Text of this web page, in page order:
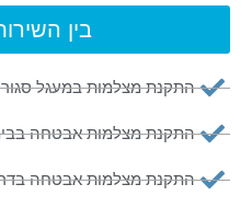
בין
התקנת מצלמות במעגל סגור
התקנת מצלמות אבטחה
התקנת מצלמות אבטחה